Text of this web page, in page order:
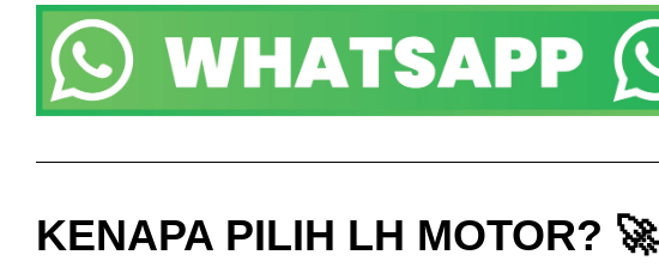
KENAPA PILIH LH MOTOR? 🚀